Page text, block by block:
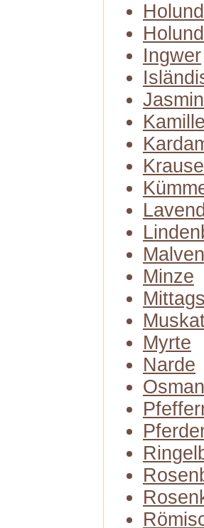
Ingwer
Minze
Myrte
Narde